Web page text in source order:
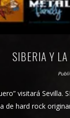
SIBERIA Y
visitará Sevilla.
de hard rock